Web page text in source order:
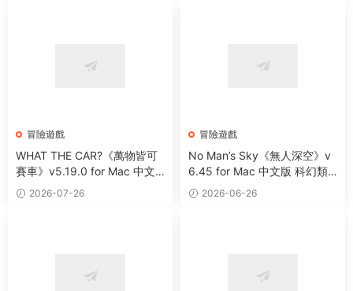
冒險遊戲
WHAT THE CAR?《萬物皆可
賽車》v5.19.0 for Mac 中文
版 賽車競速冒險遊戲
2026-07-26
冒險遊戲
No Man’s Sky《無人深空》v
6.45 for Mac 中文版 科幻類
太空冒險生存主題遊戲
2026-06-26